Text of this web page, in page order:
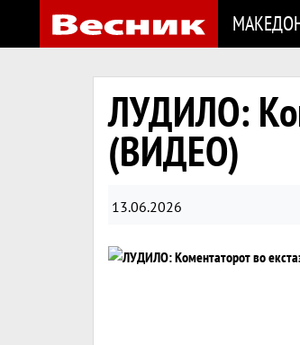
ЛУДИЛО:
(ВИДЕО)
13.06.2026